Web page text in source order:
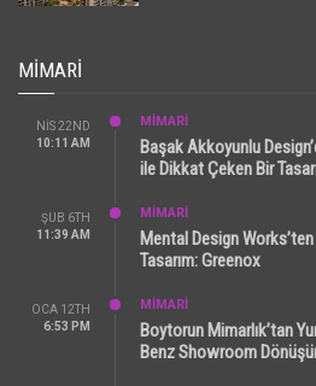
MIMARI
NIS 22ND
10:11 AM
MİMARİ
Başak Akkoyunlu
ile Dikkat Çeken Bir
ŞUB 6TH
11:39 AM
MİMARİ
Mental Design
Tasarım: Greenox
OCA 12TH
6:53 PM
MİMARİ
Boytorun Mimarlık’tan
Benz Showroom